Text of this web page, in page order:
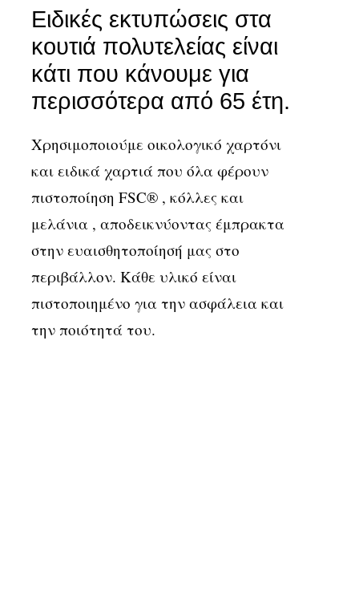
Ειδικές εκτυπώσεις στα
κουτιά πολυτελείας είναι
κάτι που κάνουμε για
περισσότερα από 65 έτη.
Χρησιμοποιούμε οικολογικό χαρτόνι
και ειδικά χαρτιά που όλα φέρουν
πιστοποίηση FSC® , κόλλες και
μελάνια , αποδεικνύοντας έμπρακτα
στην ευαισθητοποίησή μας στο
περιβάλλον. Κάθε υλικό είναι
πιστοποιημένο για την ασφάλεια και
την ποιότητά του.